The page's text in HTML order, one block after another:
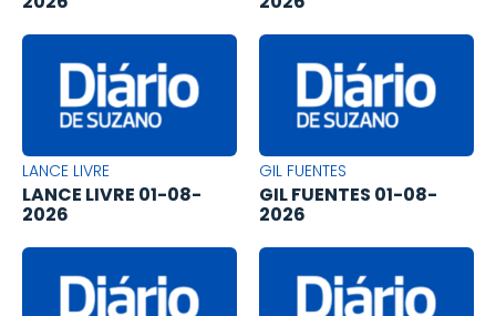
LANCE LIVRE
LANCE LIVRE 01-08-
2026
GIL FUENTES
GIL FUENTES 01-08-
2026